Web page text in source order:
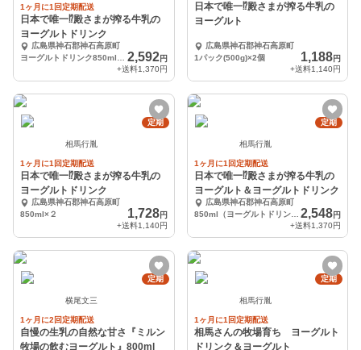
1ヶ月に1回定期配送
日本で唯一⁉︎殿さまが搾る牛乳の
ヨーグルトドリンク
広島県神石郡神石高原町
2,592円
+送料1,370円
日本で唯一⁉︎殿さまが搾る牛乳の
ヨーグルト
広島県神石郡神石高原町
1パック(500g)×2個
1,188円
+送料1,140円
定期
相馬行胤
1ヶ月に1回定期配送
日本で唯一⁉︎殿さまが搾る牛乳の
ヨーグルトドリンク
広島県神石郡神石高原町
850ml×２
1,728円
+送料1,140円
定期
相馬行胤
1ヶ月に1回定期配送
日本で唯一⁉︎殿さまが搾る牛乳の
ヨーグルト＆ヨーグルトドリンク
広島県神石郡神石高原町
850ml（ヨーグルトドリンク）×２本、500g（ヨーグルト）×１個
2,548円
+送料1,370円
定期
横尾文三
1ヶ月に2回定期配送
自慢の生乳の自然な甘さ『ミルン
牧場の飲むヨーグルト』800ml
定期
相馬行胤
1ヶ月に1回定期配送
相馬さんの牧場育ち ヨーグルト
ドリンク＆ヨーグルト